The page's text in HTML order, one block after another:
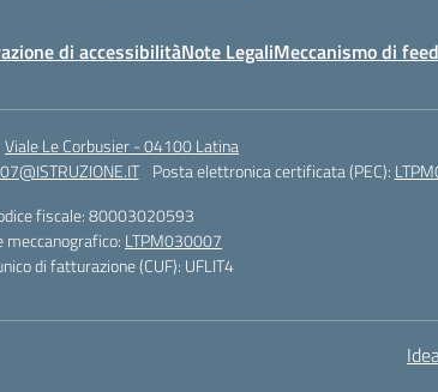
di accessibilitàNote LegaliMeccanismo di
Viale Le Corbusier - 04100 Latina
Posta elettronica certificata (PEC):
fiscale: 80003020593
meccanografico: LTPM030007
di fatturazione (CUF): UFLIT4